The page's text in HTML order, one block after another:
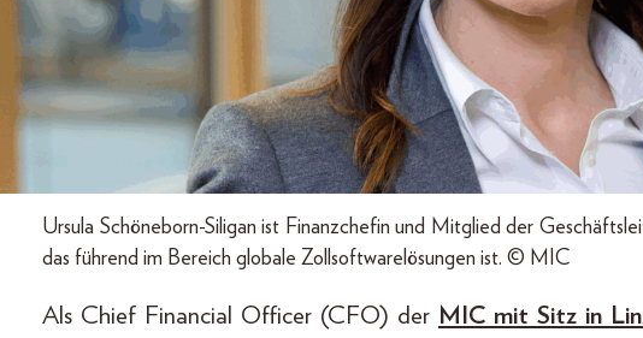
Ursula Schöneborn-Siligan ist Finanzchefin und Mitglied der
das führend im Bereich globale Zollsoftwarelösungen ist. © MIC
Als Chief Financial Officer (CFO) der MIC mit Sitz in